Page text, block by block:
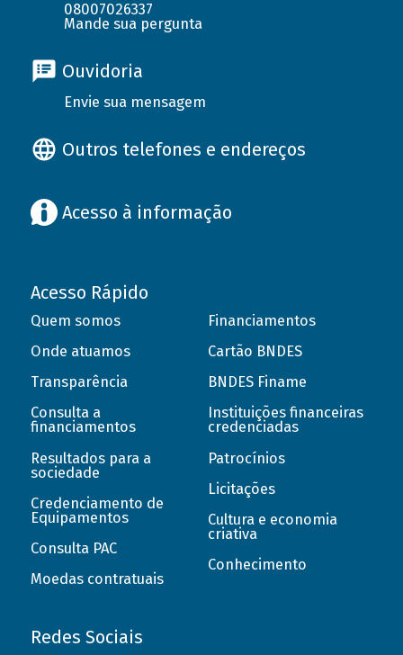
08007026337
Mande sua pergunta
Ouvidoria
Envie sua mensagem
Outros telefones e endereços
Acesso à informação
Acesso Rápido
Quem somos
Onde atuamos
Transparência
Consulta a
financiamentos
Resultados para a
sociedade
Credenciamento de
Equipamentos
Consulta PAC
Moedas contratuais
Financiamentos
Cartão BNDES
BNDES Finame
Instituições financeiras
credenciadas
Patrocínios
Licitações
Cultura e economia
criativa
Conhecimento
Redes Sociais